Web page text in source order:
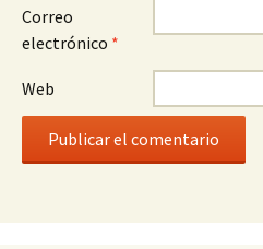
Correo
electrónico *
Web